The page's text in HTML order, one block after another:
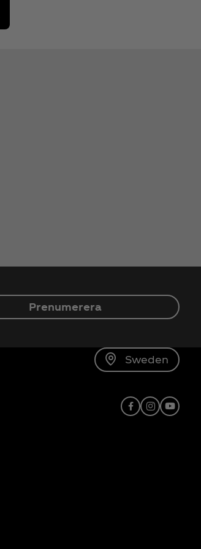
Prenumerera
Sweden
Facebook
Instagram
X